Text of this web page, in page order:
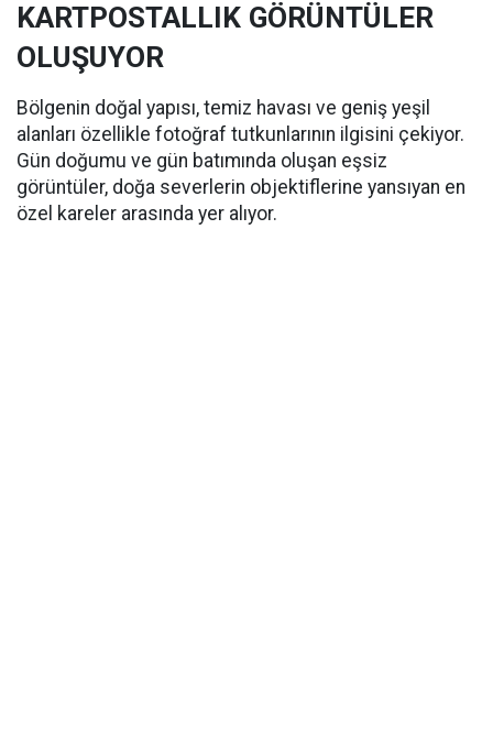
KARTPOSTALLIK GÖRÜNTÜLER
OLUŞUYOR
Bölgenin doğal yapısı, temiz havası ve geniş yeşil
alanları özellikle fotoğraf tutkunlarının ilgisini çekiyor.
Gün doğumu ve gün batımında oluşan eşsiz
görüntüler, doğa severlerin objektiflerine yansıyan en
özel kareler arasında yer alıyor.